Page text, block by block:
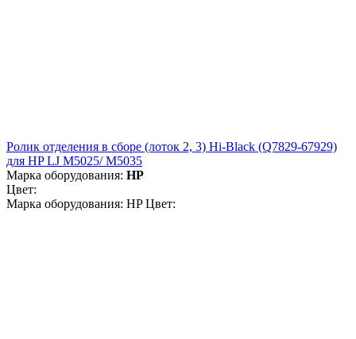
Ролик отделения в сборе (лоток 2, 3) Hi-Black (Q7829-67929)
для HP LJ M5025/ M5035
Марка оборудования: HP
Цвет:
Марка оборудования: HP Цвет: